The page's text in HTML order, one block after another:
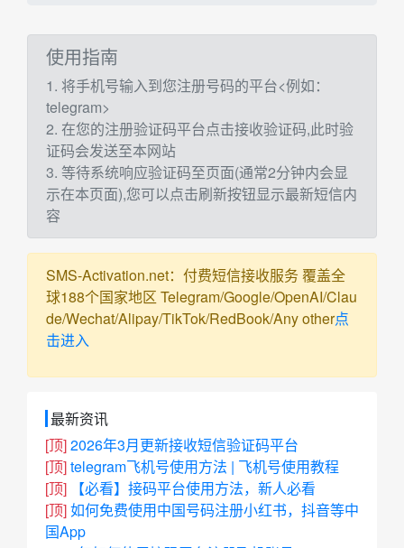
使用指南
1. 将手机号输入到您注册号码的平台<例如：
telegram>
2. 在您的注册验证码平台点击接收验证码,此时验
证码会发送至本网站
3. 等待系统响应验证码至页面(通常2分钟内会显
示在本页面),您可以点击刷新按钮显示最新短信内
容
SMS-Activation.net：付费短信接收服务 覆盖全
球188个国家地区 Telegram/Google/OpenAI/Clau
de/Wechat/Alipay/TikTok/RedBook/Any other点
击进入
最新资讯
[顶]2026年3月更新接收短信验证码平台
[顶]telegram飞机号使用方法 | 飞机号使用教程
[顶]
【必看】接码平台使用方法，新人必看
[顶]如何免费使用中国号码注册小红书，抖音等中
国App